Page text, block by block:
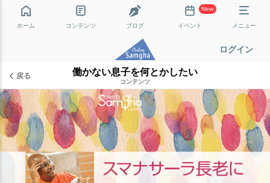
ホーム コンテンツ ブログ
New
イベント メニュー
ログイン
戻る 働かない息子を何とかしたい
コンテンツ